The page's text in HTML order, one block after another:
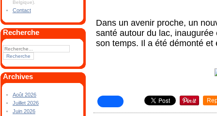
Belgique).
Contact
Recherche
Archives
Août 2026
Juillet 2026
Juin 2026
Dans un avenir proche, un
santé autour du lac,
son temps. Il a été démonté